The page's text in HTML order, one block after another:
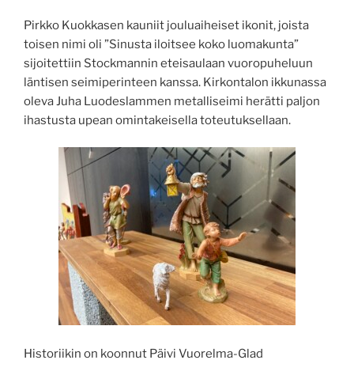
Pirkko Kuokkasen kauniit jouluaiheiset ikonit, joista
toisen nimi oli ”Sinusta iloitsee koko luomakunta”
sijoitettiin Stockmannin eteisaulaan vuoropuheluun
läntisen seimiperinteen kanssa. Kirkontalon ikkunassa
oleva Juha Luodeslammen metalliseimi herätti paljon
ihastusta upean omintakeisella toteutuksellaan.
Historiikin on koonnut Päivi Vuorelma-Glad